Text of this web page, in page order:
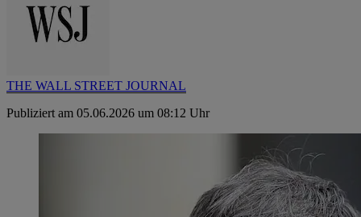
THE WALL STREET JOURNAL
Publiziert am 05.06.2026 um 08:12 Uhr